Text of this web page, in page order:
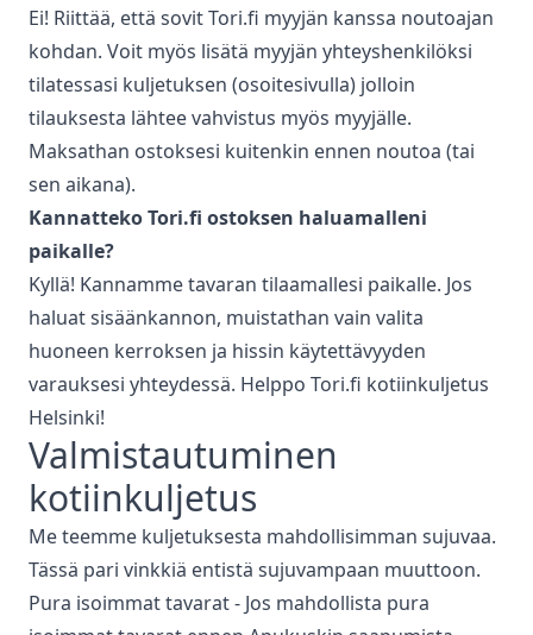
Ei! Riittää, että sovit Tori.fi myyjän kanssa noutoajan
kohdan. Voit myös lisätä myyjän yhteyshenkilöksi
tilatessasi kuljetuksen (osoitesivulla) jolloin
tilauksesta lähtee vahvistus myös myyjälle.
Maksathan ostoksesi kuitenkin ennen noutoa (tai
sen aikana).
Kannatteko Tori.fi ostoksen haluamalleni
paikalle?
Kyllä! Kannamme tavaran tilaamallesi paikalle. Jos
haluat sisäänkannon, muistathan vain valita
huoneen kerroksen ja hissin käytettävyyden
varauksesi yhteydessä. Helppo Tori.fi kotiinkuljetus
Helsinki!
Valmistautuminen
kotiinkuljetus
Me teemme kuljetuksesta mahdollisimman sujuvaa.
Tässä pari vinkkiä entistä sujuvampaan muuttoon.
Pura isoimmat tavarat - Jos mahdollista pura